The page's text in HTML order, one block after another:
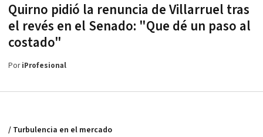
Quirno pidió la renuncia de Villarruel tras
el revés en el Senado: "Que dé un paso al
costado"
PoriProfesional
/ Turbulencia en el mercado